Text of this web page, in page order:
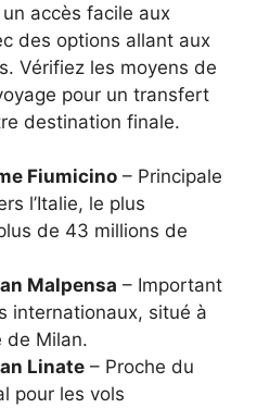
accès facile aux
des options allant aux
Vérifiez les moyens de
pour un transfert
destination finale.
Fiumicino – Principale
l’Italie, le plus
de 43 millions de
Malpensa – Important
internationaux, situé à
de Milan.
Linate – Proche du
pour les vols